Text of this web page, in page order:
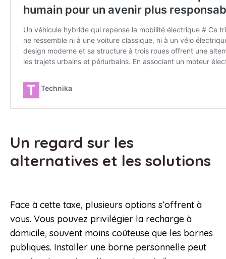
Un regard sur les
alternatives et les solutions
Face à cette taxe, plusieurs options s’offrent à
vous. Vous pouvez privilégier la recharge à
domicile, souvent moins coûteuse que les bornes
publiques. Installer une borne personnelle peut